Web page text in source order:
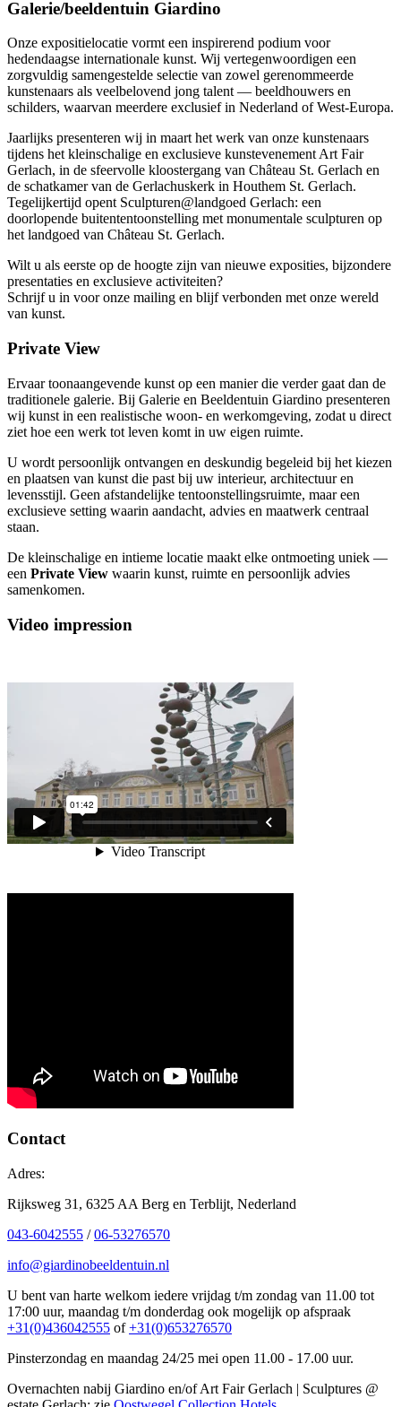
Galerie/beeldentuin Giardino
Onze expositielocatie vormt een inspirerend podium voor
hedendaagse internationale kunst. Wij vertegenwoordigen een
zorgvuldig samengestelde selectie van zowel gerenommeerde
kunstenaars als veelbelovend jong talent — beeldhouwers en
schilders, waarvan meerdere exclusief in Nederland of West-Europa.
Jaarlijks presenteren wij in maart het werk van onze kunstenaars
tijdens het kleinschalige en exclusieve kunstevenement Art Fair
Gerlach, in de sfeervolle kloostergang van Château St. Gerlach en
de schatkamer van de Gerlachuskerk in Houthem St. Gerlach.
Tegelijkertijd opent Sculpturen@landgoed Gerlach: een
doorlopende buitententoonstelling met monumentale sculpturen op
het landgoed van Château St. Gerlach.
Wilt u als eerste op de hoogte zijn van nieuwe exposities, bijzondere
presentaties en exclusieve activiteiten?
Schrijf u in voor onze mailing en blijf verbonden met onze wereld
van kunst.
Private View
Ervaar toonaangevende kunst op een manier die verder gaat dan de
traditionele galerie. Bij Galerie en Beeldentuin Giardino presenteren
wij kunst in een realistische woon- en werkomgeving, zodat u direct
ziet hoe een werk tot leven komt in uw eigen ruimte.
U wordt persoonlijk ontvangen en deskundig begeleid bij het kiezen
en plaatsen van kunst die past bij uw interieur, architectuur en
levensstijl. Geen afstandelijke tentoonstellingsruimte, maar een
exclusieve setting waarin aandacht, advies en maatwerk centraal
staan.
De kleinschalige en intieme locatie maakt elke ontmoeting uniek —
een Private View waarin kunst, ruimte en persoonlijk advies
samenkomen.
Video impression
Contact
Adres:
Rijksweg 31, 6325 AA Berg en Terblijt, Nederland
043-6042555 /06-53276570
info@giardinobeeldentuin.nl
U bent van harte welkom iedere vrijdag t/m zondag van 11.00 tot
17:00 uur, maandag t/m donderdag ook mogelijk op afspraak
+31(0)436042555 of+31(0)653276570
Pinsterzondag en maandag 24/25 mei open 11.00 - 17.00 uur.
Overnachten nabij Giardino en/of Art Fair Gerlach | Sculptures @